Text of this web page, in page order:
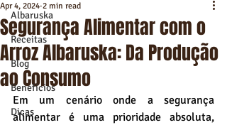
Albaruska
Receitas
Blog
Benefícios
Dicas
Segurança Alimentar com o
Arroz Albaruska: Da Produção
ao Consumo
Apr 4, 2024 2 min read
Em um cenário onde a segurança
alimentar é uma prioridade absoluta,